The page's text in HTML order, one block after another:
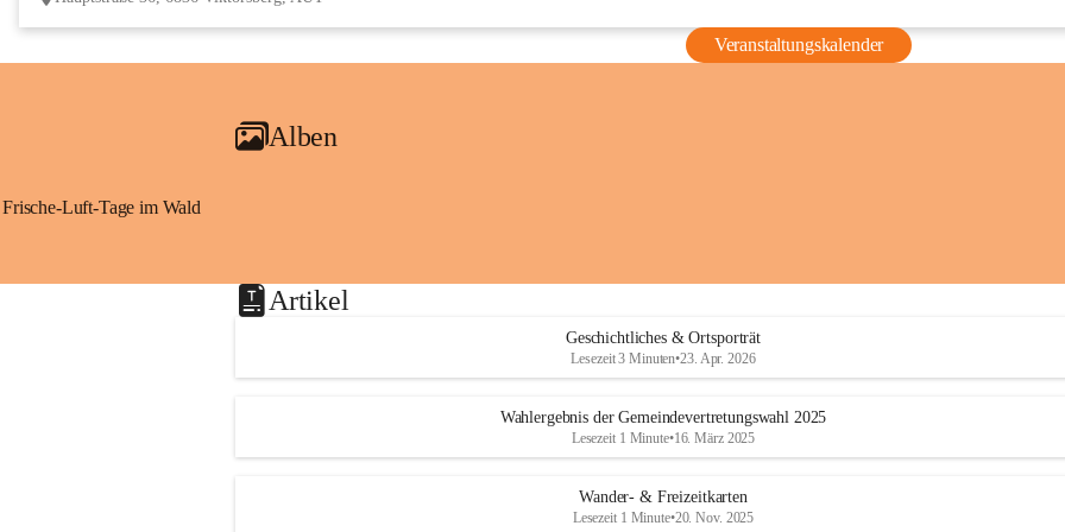
Veranstaltungskalender
Alben
Frische-Luft-Tage im Wald
Artikel
Geschichtliches & Ortsporträt
Lesezeit 3 Minuten•23. Apr. 2026
Wahlergebnis der Gemeindevertretungswahl 2025
Lesezeit 1 Minute•16. März 2025
Wander- & Freizeitkarten
Lesezeit 1 Minute•20. Nov. 2025